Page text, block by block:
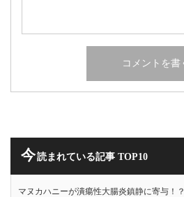
今読まれている記事 TOP10
マヌカハニーが潰瘍性大腸炎鎮静に寄与！？